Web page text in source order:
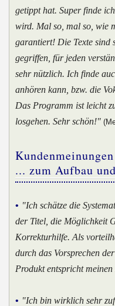
getippt hat. Super finde
wird. Mal so, mal so, wie
garantiert! Die Texte sind
gegriffen, für jeden
sehr nützlich. Ich finde
anhören kann, bzw. die
Das Programm ist leicht
losgehen. Sehr schön!"
Kundenmeinungen
... zum Aufbau
• "Ich schätze die
der Titel, die Möglichkeit
Korrekturhilfe. Als
durch das Vorsprechen
Produkt entspricht
• "Ich bin wirklich sehr